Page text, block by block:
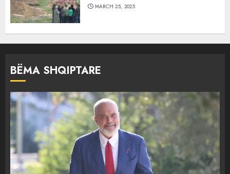
MARCH 25, 2025
BËMA SHQIPTARE